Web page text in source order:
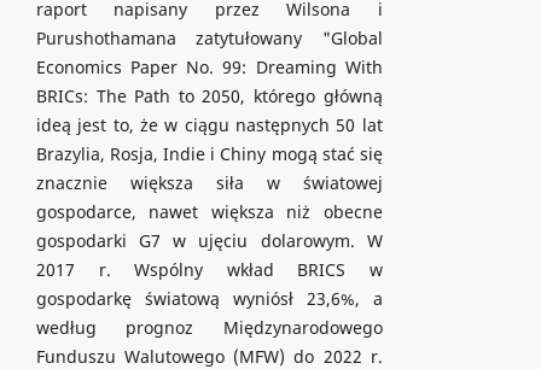
raport napisany przez Wilsona i
Purushothamana zatytułowany "Global
Economics Paper No. 99: Dreaming With
BRICs: The Path to 2050, którego główną
ideą jest to, że w ciągu następnych 50 lat
Brazylia, Rosja, Indie i Chiny mogą stać się
znacznie większa siła w światowej
gospodarce, nawet większa niż obecne
gospodarki G7 w ujęciu dolarowym. W
2017 r. Wspólny wkład BRICS w
gospodarkę światową wyniósł 23,6%, a
według prognoz Międzynarodowego
Funduszu Walutowego (MFW) do 2022 r.